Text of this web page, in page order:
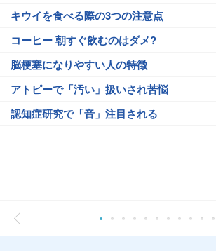
キウイを食べる際の3つの注意点
コーヒー 朝すぐ飲むのはダメ?
脳梗塞になりやすい人の特徴
アトピーで「汚い」扱いされ苦悩
認知症研究で「音」注目される